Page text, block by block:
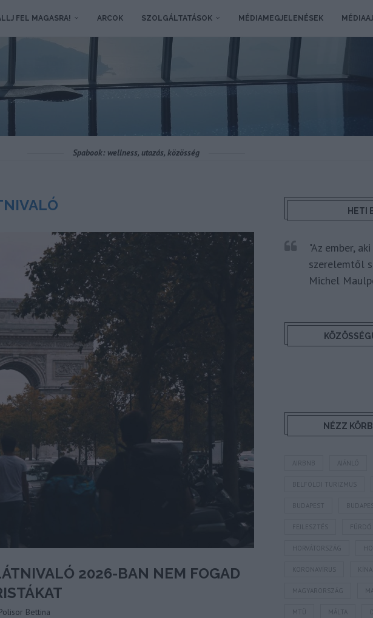
FEL MAGASRA! ARCOK SZOLGÁLTATÁSOK MÉDIAMEGJELENÉSEK
Spabook: wellness, utazás, közösség
2026-BAN NEM FOGAD
Bettina
HETI
"Az ember,
szerelemtől
Michel
NÉZZ
AIRBNB AJÁNLÓ
BELFÖLDI TURIZMUS
BUDAPEST
FEJLESZTÉS FÜRDŐ
HORVÁTORSZÁG
KORONAVÍRUS KÍNA
MAGYARORSZÁG
MTÜ MÁLTA